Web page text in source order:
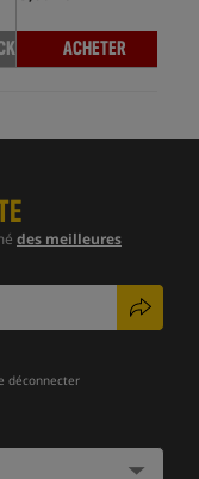
ACHETER
des meilleures
déconnecter